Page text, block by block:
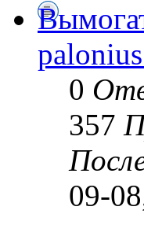
0
357
09-